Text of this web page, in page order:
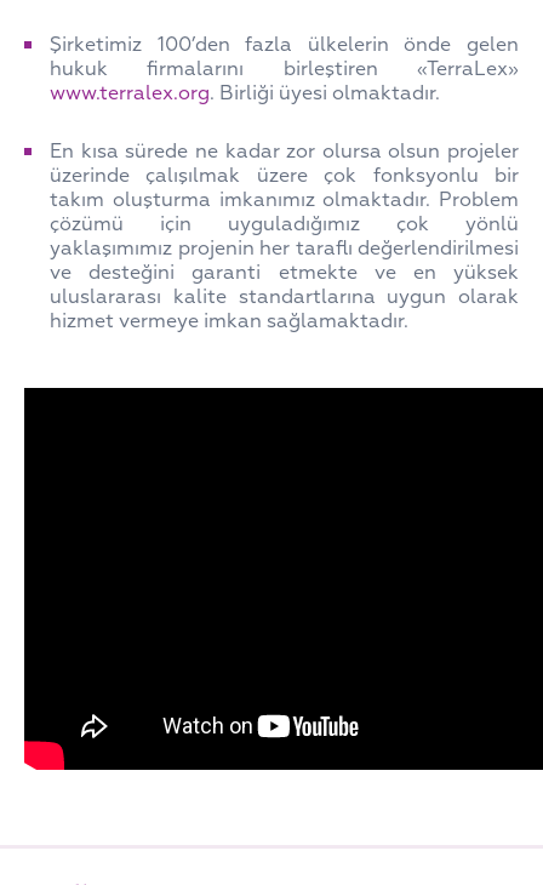
Şirketimiz 100’den fazla ülkelerin önde gelen
hukuk firmalarını birleştiren «TerraLex»
www.terralex.org. Birliği üyesi olmaktadır.
En kısa sürede ne kadar zor olursa olsun projeler
üzerinde çalışılmak üzere çok fonksyonlu bir
takım oluşturma imkanımız olmaktadır. Problem
çözümü için uyguladığımız çok yönlü
yaklaşımımız projenin her taraflı değerlendirilmesi
ve desteğini garanti etmekte ve en yüksek
uluslararası kalite standartlarına uygun olarak
hizmet vermeye imkan sağlamaktadır.